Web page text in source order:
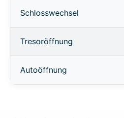
Schlosswechsel
Tresoröffnung
Autoöffnung